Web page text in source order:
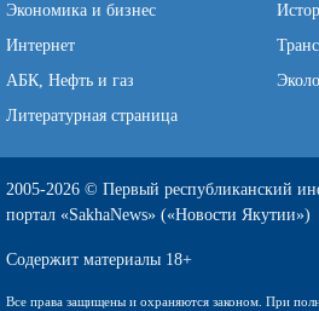
Экономика и бизнес
Интернет
АБК, Нефть и газ
Литературная страница
2005-2026 © Первый республиканский
портал «SakhaNews» («Новости Якутии»)
Содержит материалы 18+
Все права защищены и охраняются законом. При